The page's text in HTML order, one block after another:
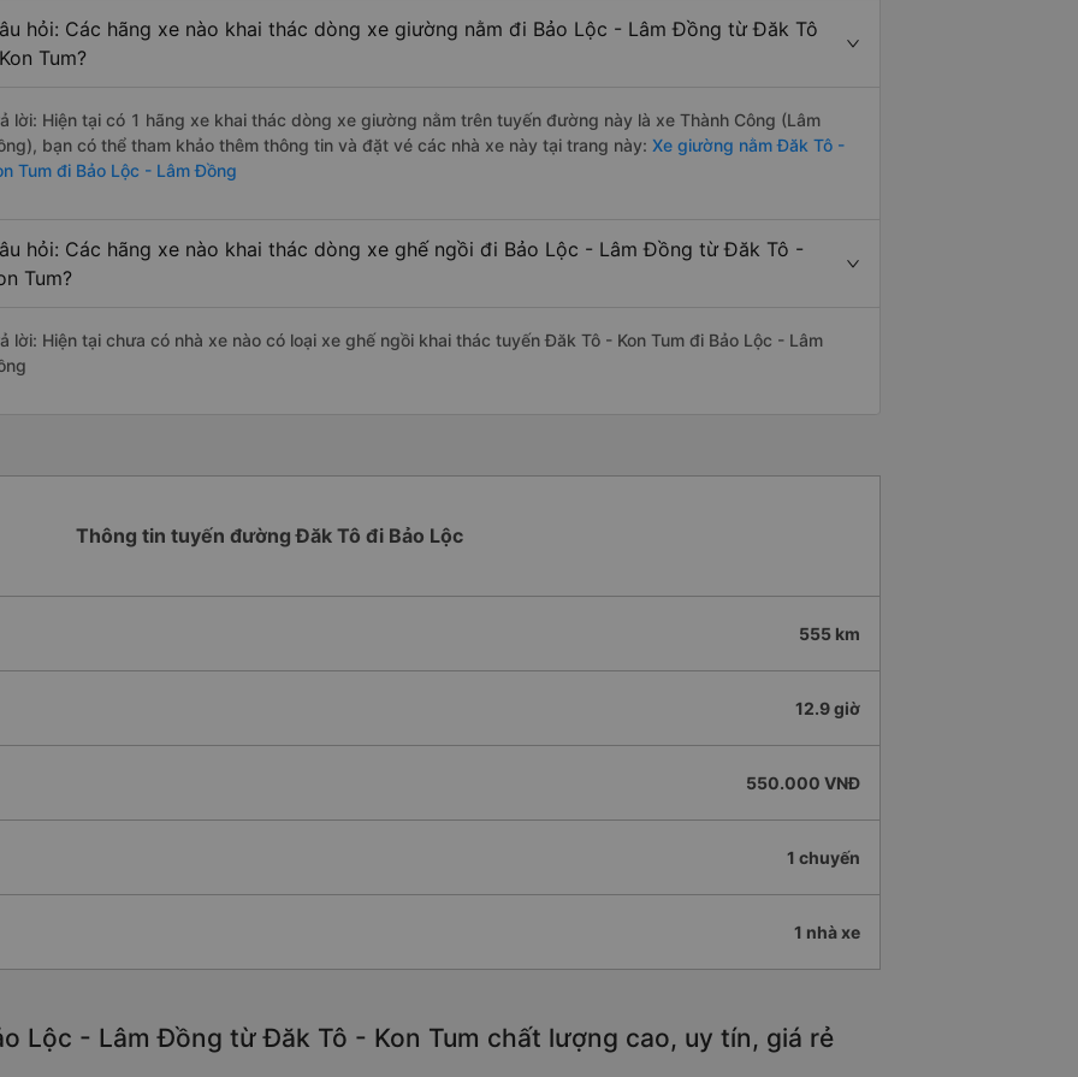
hỏi: Các hãng xe nào khai thác dòng xe giường nằm đi Bảo Lộc - Lâm Đồng từ Đăk Tô
Tum?
lời: Hiện tại có 1 hãng xe khai thác dòng xe giường nằm trên tuyến đường này là xe Thành Công (Lâm
bạn có thể tham khảo thêm thông tin và đặt vé các nhà xe này tại trang này: Xe giường nằm Đăk Tô -
Tum đi Bảo Lộc - Lâm Đồng
hỏi: Các hãng xe nào khai thác dòng xe ghế ngồi đi Bảo Lộc - Lâm Đồng từ Đăk Tô -
Tum?
lời: Hiện tại chưa có nhà xe nào có loại xe ghế ngồi khai thác tuyến Đăk Tô - Kon Tum đi Bảo Lộc - Lâm
Thông tin tuyến đường Đăk Tô đi Bảo Lộc
555 km
12.9 giờ
550.000 VNĐ
1 chuyến
1 nhà xe
Lộc - Lâm Đồng từ Đăk Tô - Kon Tum chất lượng cao, uy tín, giá rẻ